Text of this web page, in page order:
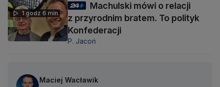
1 godz 6 min
Machulski mówi o relacji
z przyrodnim bratem. To polityk
Konfederacji
P. Jacoń
Maciej Wacławik